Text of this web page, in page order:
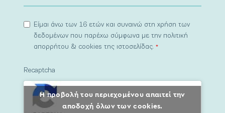
Είμαι άνω των 16 ετών και συναινώ στη χρήση των
δεδομένων που παρέχω σύμφωνα με την πολιτική
απορρήτου & cookies της ιστοσελίδας.*
Recaptcha
Η προβολή του περιεχομένου απαιτεί την
αποδοχή όλων των cookies.